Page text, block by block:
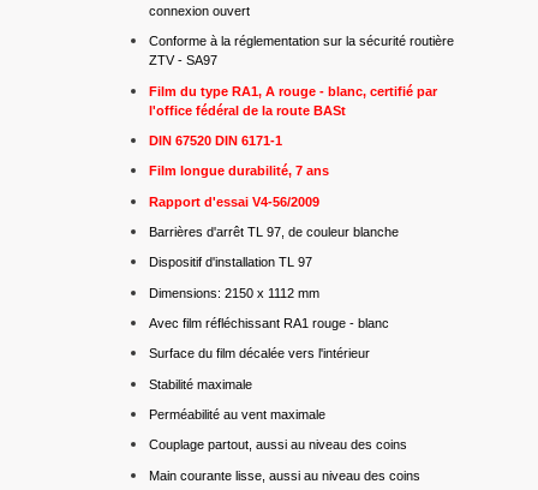
connexion ouvert
Conforme à la réglementation sur la sécurité routière
ZTV - SA97
Film du type RA1, A rouge - blanc, certifié par
l'office fédéral de la route BASt
DIN 67520 DIN 6171-1
Film longue durabilité, 7 ans
Rapport d'essai V4-56/2009
Barrières d'arrêt TL 97, de couleur blanche
Dispositif d'installation TL 97
Dimensions: 2150 x 1112 mm
Avec film réfléchissant RA1 rouge - blanc
Surface du film décalée vers l'intérieur
Stabilité maximale
Perméabilité au vent maximale
Couplage partout, aussi au niveau des coins
Main courante lisse, aussi au niveau des coins